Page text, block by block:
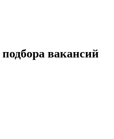
вакансий